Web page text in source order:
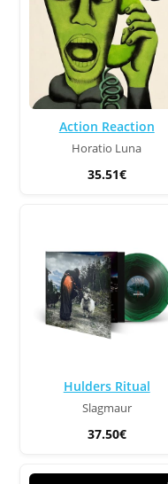
Action Reaction
Horatio Luna
35.51€
Hulders Ritual
Slagmaur
37.50€